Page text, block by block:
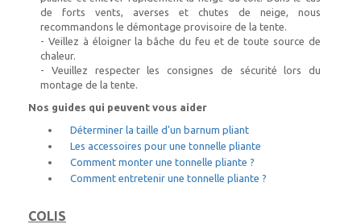
de forts vents, averses et chutes de neige, nous
recommandons le démontage provisoire de la tente.
- Veillez à éloigner la bâche du feu et de toute source de
chaleur.
- Veuillez respecter les consignes de sécurité lors du
montage de la tente.
Nos guides qui peuvent vous aider
Déterminer la taille d'un barnum pliant
Les accessoires pour une tonnelle pliante
Comment monter une tonnelle pliante ?
Comment entretenir une tonnelle pliante ?
COLIS